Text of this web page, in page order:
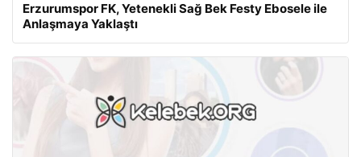
Erzurumspor FK, Yetenekli Sağ Bek Festy Ebosele ile
Anlaşmaya Yaklaştı